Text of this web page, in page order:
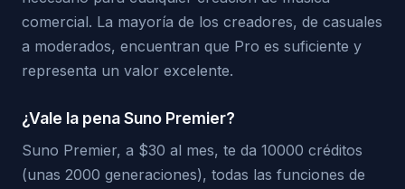
comercial. La mayoría de los creadores, de casuales
a moderados, encuentran que Pro es suficiente y
representa un valor excelente.
¿Vale la pena Suno Premier?
Suno Premier, a $30 al mes, te da 10000 créditos
(unas 2000 generaciones), todas las funciones de